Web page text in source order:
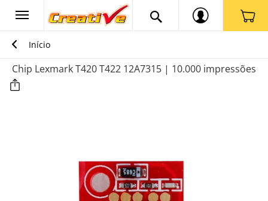
Início
Chip Lexmark T420 T422 12A7315 | 10.000 impressões